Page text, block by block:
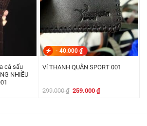
cá sấu
NHIỀU
- 40.000 ₫
Ví THANH QUÂN SPORT 001
299.000₫ Giá
259.000₫Giá